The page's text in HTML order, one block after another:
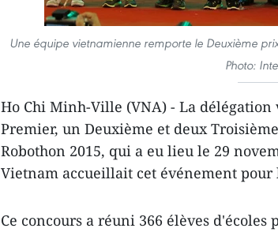
Une équipe vietnamienne remporte le Deuxième
Photo:
Ho Chi Minh-Ville (VNA) - La
Premier, un Deuxième et deux
Robothon 2015, qui a eu lieu le 29
Vietnam accueillait cet événement pour
Ce concours a réuni 366 élèves d'écoles